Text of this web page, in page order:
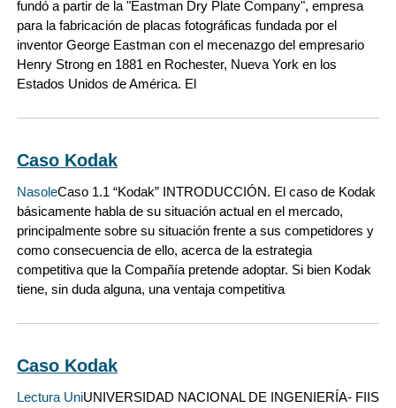
fundó a partir de la "Eastman Dry Plate Company", empresa
para la fabricación de placas fotográficas fundada por el
inventor George Eastman con el mecenazgo del empresario
Henry Strong en 1881 en Rochester, Nueva York en los
Estados Unidos de América. El
Caso Kodak
NasoleCaso 1.1 “Kodak” INTRODUCCIÓN. El caso de Kodak
básicamente habla de su situación actual en el mercado,
principalmente sobre su situación frente a sus competidores y
como consecuencia de ello, acerca de la estrategia
competitiva que la Compañía pretende adoptar. Si bien Kodak
tiene, sin duda alguna, una ventaja competitiva
Caso Kodak
Lectura UniUNIVERSIDAD NACIONAL DE INGENIERÍA- FIIS